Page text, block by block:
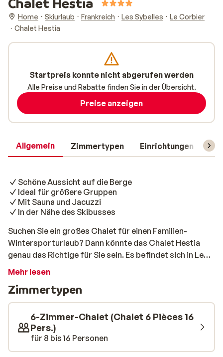
Home Skiurlaub Frankreich Les Sybelles
Le Corbier
Chalet Hestia
Allgemein Zimmertypen Einrichtungen
Schöne Aussicht auf die Berge
Ideal für größere Gruppen
Mit Sauna und Jacuzzi
In der Nähe des Skibusses
Suchen Sie ein großes Chalet für einen Familien-
Wintersporturlaub? Dann könnte das Chalet Hestia
genau das Richtige für Sie sein. Es befindet sich in Le
Corbier in Frankreich und bietet Platz für 16 Personen.
die Einrichtungen sorgen für einen angenehmen
Aufenthalt: eine Sauna und ein Whirlpool zum
Aufwärmen Ihres kalten Körpers und ein Raum zum
Aufbewahren Ihrer Skiausrüstung. Werden Sie mit
einem kleinen Kind in den Urlaub fahren? Dann ist es gut
zu wissen, dass auch ein Hochstuhl und ein Kinderbett
Mehr lesen
Zimmertypen
6-Zimmer-Chalet (Chalet 6 Pièces 16
Pers.)
für 8 bis 16 Personen
Startpreis konnte nicht abgerufen werden
Alle Preise und Rabatte finden Sie in der Übersicht.
Preise anzeigen